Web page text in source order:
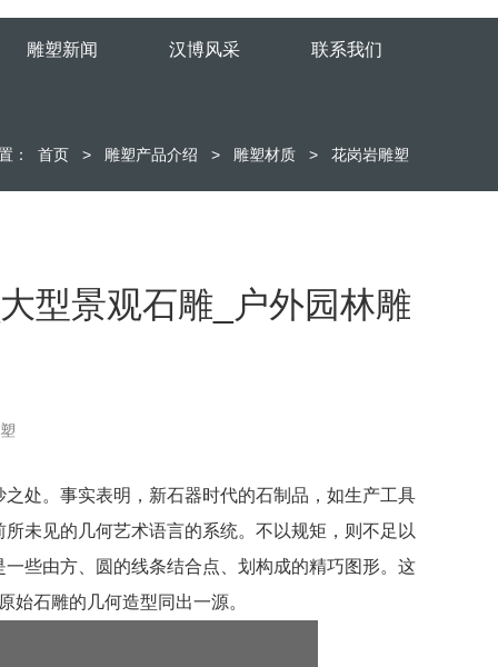
雕塑新闻 汉博风采 联系我们
： 首页 > 雕塑产品介绍 > 雕塑材质 > 花岗岩雕塑
型景观石雕_户外园林雕
处。事实表明，新石器时代的石制品，如生产工具
未见的几何艺术语言的系统。不以规矩，则不足以
些由方、圆的线条结合点、划构成的精巧图形。这
始石雕的几何造型同出一源。